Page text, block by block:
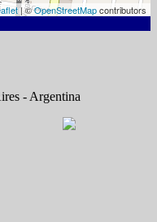
| ©OpenStreetMapcontributors
- Argentina